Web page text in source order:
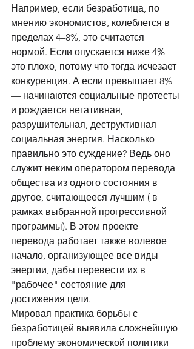
Например, если безработица, по
мнению экономистов, колеблется в
пределах 4–8%, это считается
нормой. Если опускается ниже 4% —
это плохо, потому что тогда исчезает
конкуренция. А если превышает 8%
— начинаются социальные протесты
и рождается негативная,
разрушительная, деструктивная
социальная энергия. Насколько
правильно это суждение? Ведь оно
служит неким оператором перевода
общества из одного состояния в
другое, считающееся лучшим ( в
рамках выбранной прогрессивной
программы). В этом проекте
перевода работает также волевое
начало, организующее все виды
энергии, дабы перевести их в
"рабочее" состояние для
достижения цели.
Мировая практика борьбы с
безработицей выявила сложнейшую
проблему экономической политики –